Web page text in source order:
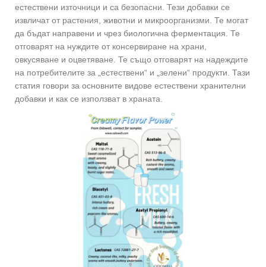
естествени източници и са безопасни. Тези добавки се
извличат от растения, животни и микроорганизми. Те могат
да бъдат направени и чрез биологична ферментация. Те
отговарят на нуждите от консервиране на храни,
овкусяване и оцветяване. Те също отговарят на надеждите
на потребителите за „естествени“ и „зелени“ продукти. Тази
статия говори за основните видове естествени хранителни
добавки и как се използват в храната.